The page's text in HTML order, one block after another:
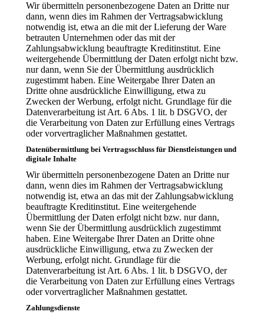
Wir übermitteln personenbezogene Daten an Dritte nur
dann, wenn dies im Rahmen der Vertragsabwicklung
notwendig ist, etwa an die mit der Lieferung der Ware
betrauten Unternehmen oder das mit der
Zahlungsabwicklung beauftragte Kreditinstitut. Eine
weitergehende Übermittlung der Daten erfolgt nicht bzw.
nur dann, wenn Sie der Übermittlung ausdrücklich
zugestimmt haben. Eine Weitergabe Ihrer Daten an
Dritte ohne ausdrückliche Einwilligung, etwa zu
Zwecken der Werbung, erfolgt nicht. Grundlage für die
Datenverarbeitung ist Art. 6 Abs. 1 lit. b DSGVO, der
die Verarbeitung von Daten zur Erfüllung eines Vertrags
oder vorvertraglicher Maßnahmen gestattet.
Daten­übermittlung bei Vertragsschluss für Dienstleistungen und
digitale Inhalte
Wir übermitteln personenbezogene Daten an Dritte nur
dann, wenn dies im Rahmen der Vertragsabwicklung
notwendig ist, etwa an das mit der Zahlungsabwicklung
beauftragte Kreditinstitut. Eine weitergehende
Übermittlung der Daten erfolgt nicht bzw. nur dann,
wenn Sie der Übermittlung ausdrücklich zugestimmt
haben. Eine Weitergabe Ihrer Daten an Dritte ohne
ausdrückliche Einwilligung, etwa zu Zwecken der
Werbung, erfolgt nicht. Grundlage für die
Datenverarbeitung ist Art. 6 Abs. 1 lit. b DSGVO, der
die Verarbeitung von Daten zur Erfüllung eines Vertrags
oder vorvertraglicher Maßnahmen gestattet.
Zahlungsdienste